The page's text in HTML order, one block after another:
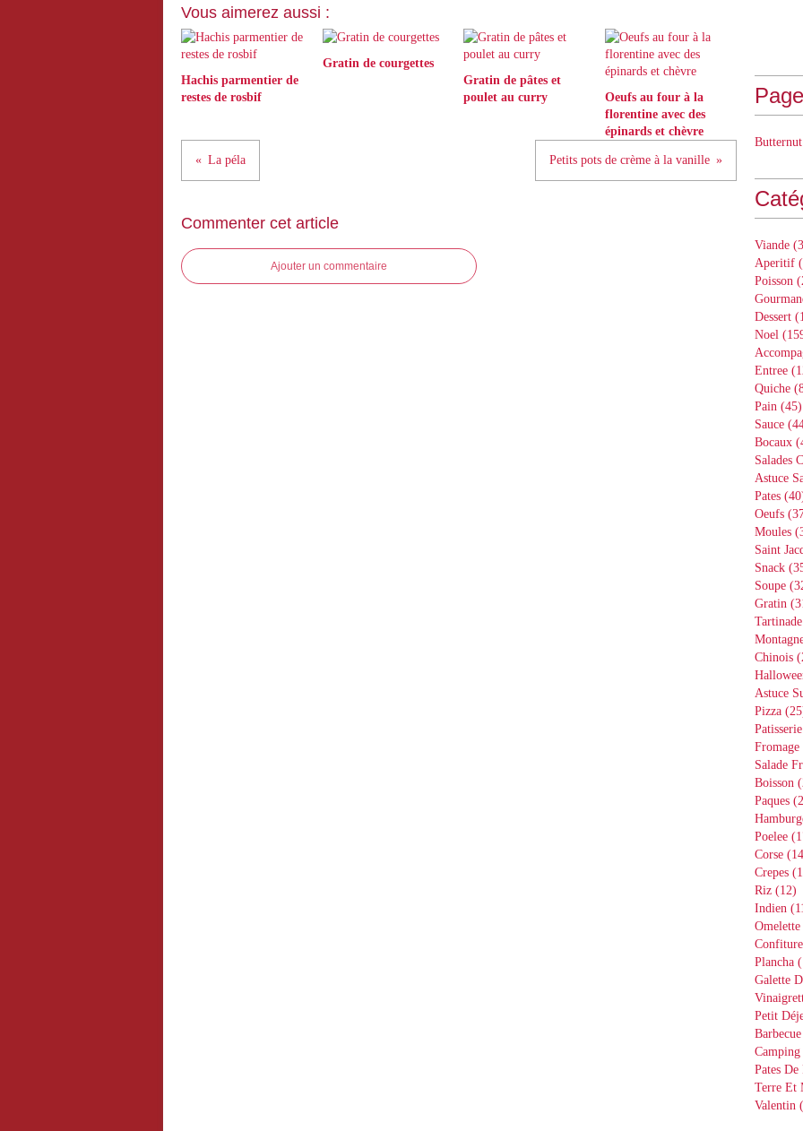
Vous aimerez aussi :
Hachis parmentier de
restes de rosbif
Gratin de courgettes
Gratin de pâtes et
poulet au curry
Oeufs au four à la
florentine avec des
épinards et chèvre
La péla Petits pots de crème à la vanille
Commenter cet article
Ajouter un commentaire
Viande
Aperitif
Poisson
Dessert
Noel
Entree
Quiche
Pain (45)
Sauce
Bocaux
Salades
Astuce
Pates
Oeufs
Moules
Saint
Snack
Soupe
Gratin
Tartinade
Chinois
Astuce
Pizza
Patisserie
Fromage
Salade
Boisson
Paques
Poelee
Corse
Crepes
Riz (12)
Indien
Omelette
Confiture
Plancha
Galette
Petit
Barbecue
Camping
Pates
Terre Et
Valentin